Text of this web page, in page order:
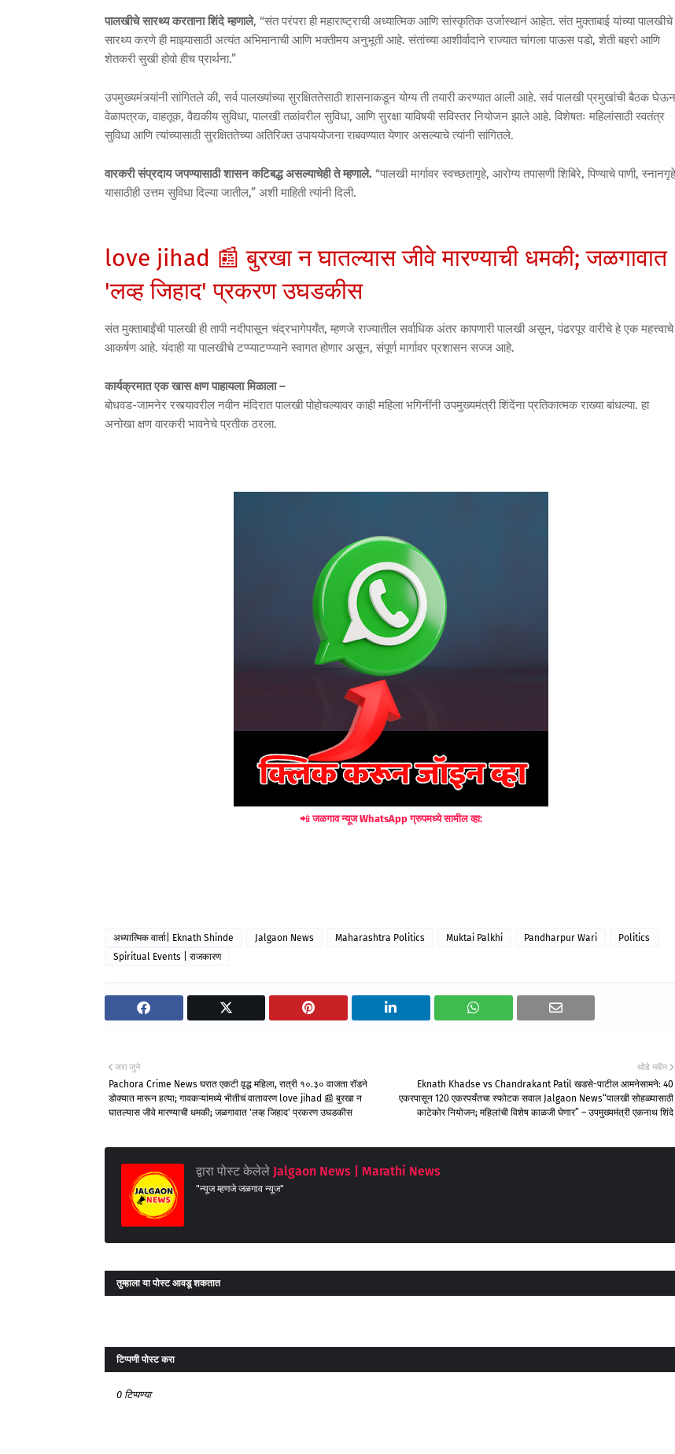
पालखीचे सारथ्य करताना शिंदे म्हणाले, “संत परंपरा ही महाराष्ट्राची अध्यात्मिक आणि सांस्कृतिक उर्जास्थानं आहेत. संत मुक्ताबाई यांच्या पालखीचे
सारथ्य करणे ही माझ्यासाठी अत्यंत अभिमानाची आणि भक्तीमय अनुभूती आहे. संतांच्या आशीर्वादाने राज्यात चांगला पाऊस पडो, शेती बहरो आणि
शेतकरी सुखी होवो हीच प्रार्थना.”
उपमुख्यमंत्र्यांनी सांगितले की, सर्व पालख्यांच्या सुरक्षिततेसाठी शासनाकडून योग्य ती तयारी करण्यात आली आहे. सर्व पालखी प्रमुखांची बैठक घेऊन
वेळापत्रक, वाहतूक, वैद्यकीय सुविधा, पालखी तळांवरील सुविधा, आणि सुरक्षा याविषयी सविस्तर नियोजन झाले आहे. विशेषतः महिलांसाठी स्वतंत्र
सुविधा आणि त्यांच्यासाठी सुरक्षिततेच्या अतिरिक्त उपाययोजना राबवण्यात येणार असल्याचे त्यांनी सांगितले.
वारकरी संप्रदाय जपण्यासाठी शासन कटिबद्ध असल्याचेही ते म्हणाले. “पालखी मार्गावर स्वच्छतागृहे, आरोग्य तपासणी शिबिरे, पिण्याचे पाणी, स्नानगृहे
यासाठीही उत्तम सुविधा दिल्या जातील,” अशी माहिती त्यांनी दिली.
love jihad 📰 बुरखा न घातल्यास जीवे मारण्याची धमकी; जळगावात
'लव्ह जिहाद' प्रकरण उघडकीस
संत मुक्ताबाईंची पालखी ही तापी नदीपासून चंद्रभागेपर्यंत, म्हणजे राज्यातील सर्वाधिक अंतर कापणारी पालखी असून, पंढरपूर वारीचे हे एक महत्त्वाचे
आकर्षण आहे. यंदाही या पालखीचे टप्प्याटप्प्याने स्वागत होणार असून, संपूर्ण मार्गावर प्रशासन सज्ज आहे.
कार्यक्रमात एक खास क्षण पाहायला मिळाला –
बोधवड-जामनेर रस्त्यावरील नवीन मंदिरात पालखी पोहोचल्यावर काही महिला भगिनींनी उपमुख्यमंत्री शिंदेंना प्रतिकात्मक राख्या बांधल्या. हा
अनोखा क्षण वारकरी भावनेचे प्रतीक ठरला.
📲जळगाव न्यूज WhatsApp ग्रुपमध्ये सामील व्हा:
अध्यात्मिक वार्ता| Eknath Shinde Jalgaon News Maharashtra Politics Muktai Palkhi Pandharpur Wari
Politics
Spiritual Events | राजकारण
थोडे नवीन
Eknath Khadse vs Chandrakant Patil खडसे-पाटील आमनेसामने: 40
एकरपासून 120 एकरपर्यंतचा स्फोटक सवाल Jalgaon News“पालखी सोहळ्यासाठी
काटेकोर नियोजन; महिलांची विशेष काळजी घेणार” – उपमुख्यमंत्री एकनाथ शिंदे
जरा जुने
Pachora Crime News घरात एकटी वृद्ध महिला, रात्री १०.३० वाजता रॉडने
डोक्यात मारून हत्या; गावकऱ्यांमध्ये भीतीचं वातावरण love jihad 📰 बुरखा न
घातल्यास जीवे मारण्याची धमकी; जळगावात 'लव्ह जिहाद' प्रकरण उघडकीस
द्वारा पोस्ट केलेले Jalgaon News | Marathi News
"न्यूज म्हणजे जळगाव न्यूज"
तुम्‍हाला या पोस्‍ट आवडू शकतात
टिप्पणी पोस्ट करा
0 टिप्पण्या